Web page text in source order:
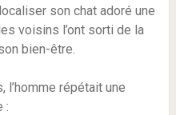
son chat adoré une
voisins l’ont sorti de la
bien-être.
répétait une
: